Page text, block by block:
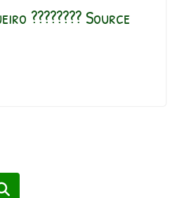
???????? Source